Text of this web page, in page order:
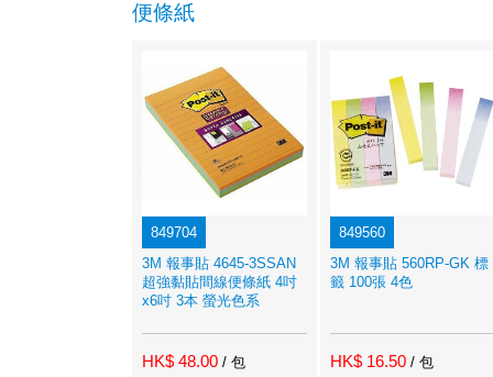
便條紙
849704
3M 報事貼 4645-3SSAN
超強黏貼間線便條紙 4吋
x6吋 3本 螢光色系
HK$ 48.00 / 包
849560
3M 報事貼 560RP-GK 標
籤 100張 4色
HK$ 16.50 / 包